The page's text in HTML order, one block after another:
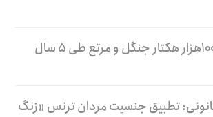
تطبیق جنسیت مردان ترنس «زنگ